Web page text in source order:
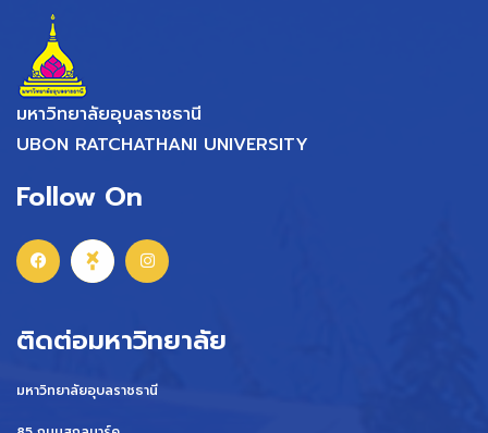
มหาวิทยาลัยอุบลราชธานี
UBON RATCHATHANI UNIVERSITY
Follow On
ติดต่อมหาวิทยาลัย
มหาวิทยาลัยอุบลราชธานี